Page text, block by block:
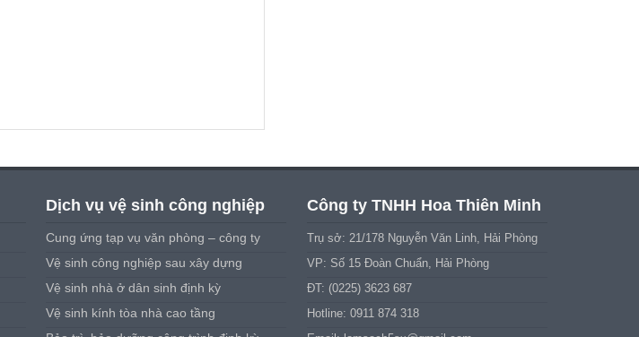
Dịch vụ vệ sinh công nghiệp
Cung ứng tạp vụ văn phòng – công ty
Vệ sinh công nghiệp sau xây dựng
Vệ sinh nhà ở dân sinh định kỳ
Vệ sinh kính tòa nhà cao tầng
Công ty TNHH Hoa Thiên Minh
Trụ sở: 21/178 Nguyễn Văn Linh, Hải Phòng
VP: Số 15 Đoàn Chuẩn, Hải Phòng
ĐT: (0225) 3623 687
Hotline: 0911 874 318